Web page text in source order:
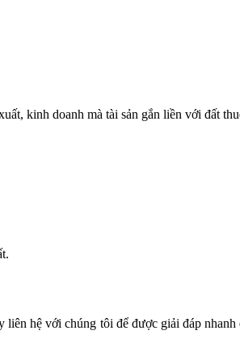
kinh doanh mà tài sản gắn liền với đất
liên hệ với chúng tôi để được giải đáp